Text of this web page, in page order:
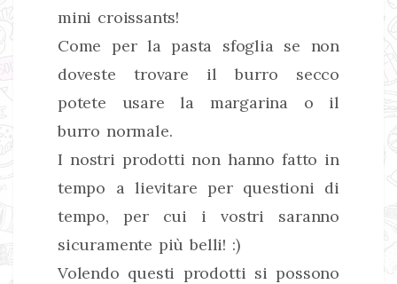
mini croissants!
Come per la pasta sfoglia se non
doveste trovare il burro secco
potete usare la margarina o il
burro normale.
I nostri prodotti non hanno fatto in
tempo a lievitare per questioni di
tempo, per cui i vostri saranno
sicuramente più belli! :)
Volendo questi prodotti si possono